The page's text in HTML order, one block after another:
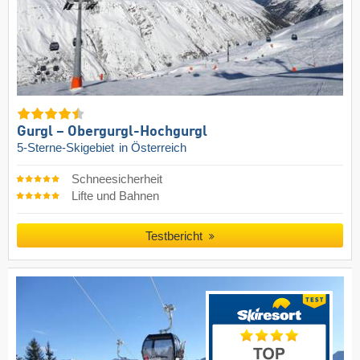
Gurgl – Obergurgl-Hochgurgl
5-Sterne-Skigebiet in Österreich
Schneesicherheit
Lifte und Bahnen
Testbericht